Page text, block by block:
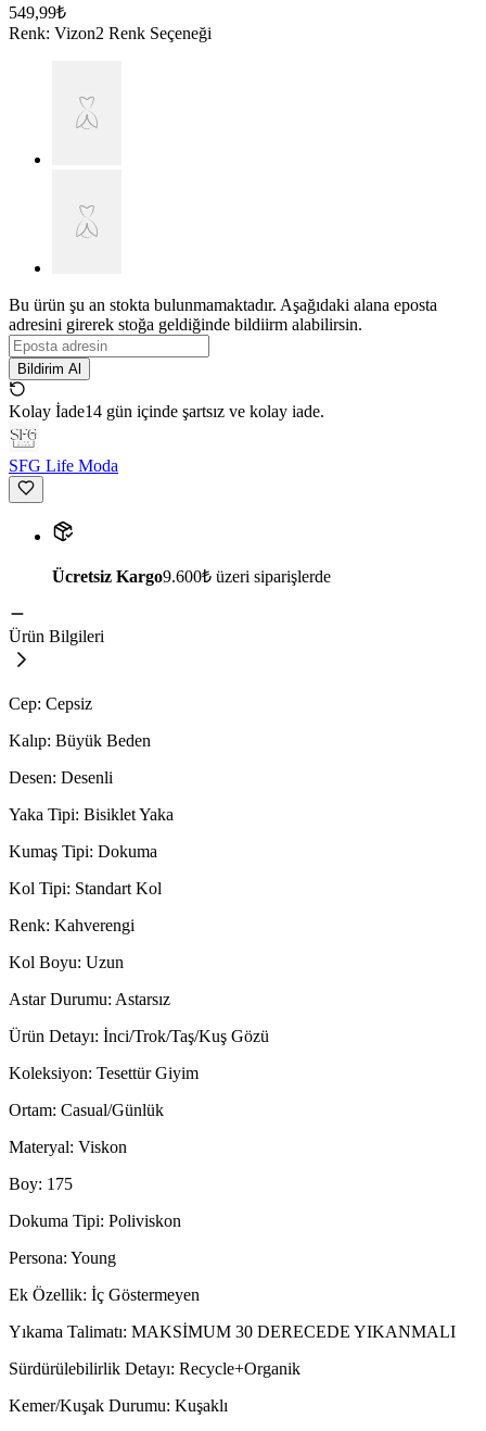
549,99₺
Renk: Vizon2 Renk Seçeneği
Bu ürün şu an stokta bulunmamaktadır. Aşağıdaki alana eposta
adresini girerek stoğa geldiğinde bildiirm alabilirsin.
Bildirim Al
Kolay İade14 gün içinde şartsız ve kolay iade.
SFG Life Moda
Ücretsiz Kargo9.600₺ üzeri siparişlerde
Ürün Bilgileri
Cep: Cepsiz
Kalıp: Büyük Beden
Desen: Desenli
Yaka Tipi: Bisiklet Yaka
Kumaş Tipi: Dokuma
Kol Tipi: Standart Kol
Renk: Kahverengi
Kol Boyu: Uzun
Astar Durumu: Astarsız
Ürün Detayı: İnci/Trok/Taş/Kuş Gözü
Koleksiyon: Tesettür Giyim
Ortam: Casual/Günlük
Materyal: Viskon
Boy: 175
Dokuma Tipi: Poliviskon
Persona: Young
Ek Özellik: İç Göstermeyen
Yıkama Talimatı: MAKSİMUM 30 DERECEDE YIKANMALI
Sürdürülebilirlik Detayı: Recycle+Organik
Kemer/Kuşak Durumu: Kuşaklı